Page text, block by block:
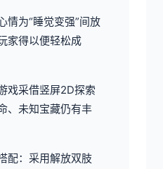
情为“睡觉变强”间放
家得以便轻松成
戏采借竖屏2D探索
、未知宝藏仍有丰
配：采用解放双肢